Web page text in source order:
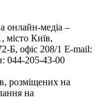
онлайн-медіа –
місто Київ,
офіс 208/1 E-mail:
044-205-43-00
розміщених на
на